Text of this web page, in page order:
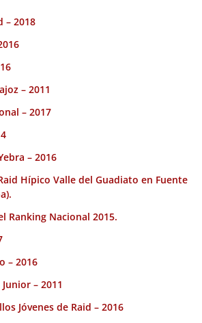
– 2018
– 2011
– 2017
– 2016
Hípico Valle del Guadiato en Fuente
Ranking Nacional 2015.
– 2016
– 2011
Jóvenes de Raid – 2016